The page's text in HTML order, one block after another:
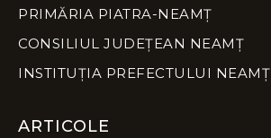
PRIMĂRIA PIATRA-NEAMȚ
CONSILIUL JUDEȚEAN NEAMȚ
INSTITUȚIA PREFECTULUI NEAMȚ
ARTICOLE